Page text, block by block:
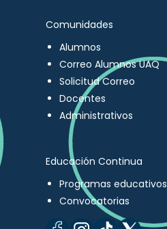
Comunidades
Alumnos
Correo Alumnos UAQ
Solicitud Correo
Docentes
Administrativos
Educación Continua
Programas educativos
Convocatorias